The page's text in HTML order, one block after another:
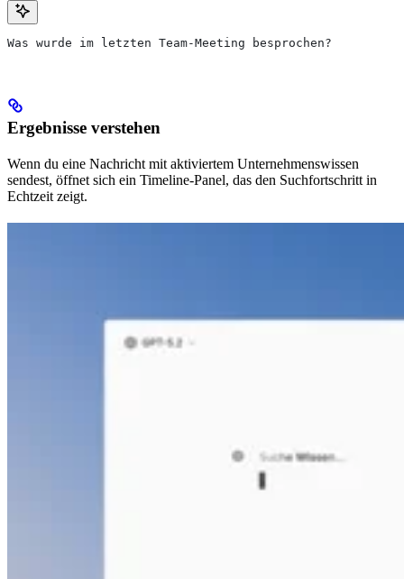
Was wurde im letzten Team-Meeting besprochen?
Ergebnisse verstehen
Wenn du eine Nachricht mit aktiviertem Unternehmenswissen
sendest, öffnet sich ein Timeline-Panel, das den Suchfortschritt in
Echtzeit zeigt.